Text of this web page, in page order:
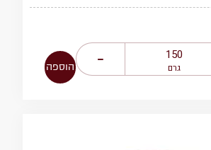
גרם הוספה